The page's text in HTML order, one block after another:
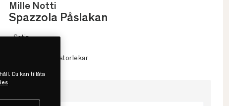
Mille Notti
Spazzola Påslakan
• Satin
• Flera färger & storlekar
Du kan tillåta